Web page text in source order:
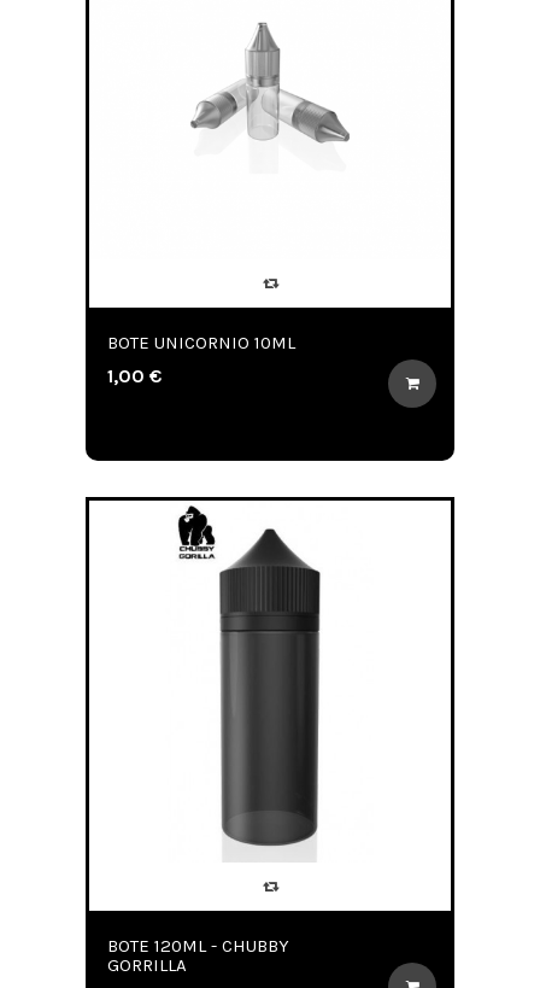
BOTE UNICORNIO 10ML
1,00 €
BOTE 120ML - CHUBBY
GORRILLA